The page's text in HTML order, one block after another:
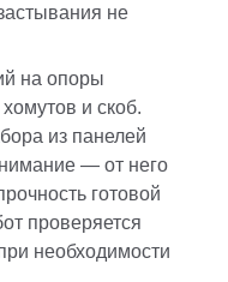
не
на опоры
и скоб.
из панелей
— от него
готовой
проверяется
необходимости